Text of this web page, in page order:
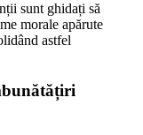
sunt ghidați să
morale apărute
astfel